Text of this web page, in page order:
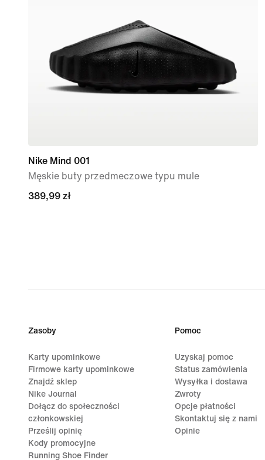
Nike Mind 001
Męskie buty przedmeczowe typu mule
389,99 zł
389,99 zł
Zasoby
Karty upominkowe
Firmowe karty upominkowe
Znajdź sklep
Nike Journal
Dołącz do społeczności
członkowskiej
Prześlij opinię
Kody promocyjne
Running Shoe Finder
Pomoc
Uzyskaj pomoc
Status zamówienia
Wysyłka i dostawa
Zwroty
Opcje płatności
Skontaktuj się z nami
Opinie